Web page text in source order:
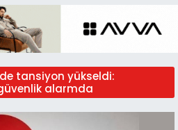
kritik anlar: Eylemciler
aştı
tansiyon yükseldi:
alarmda
sert çıkış: “Halk
yükseliyor”